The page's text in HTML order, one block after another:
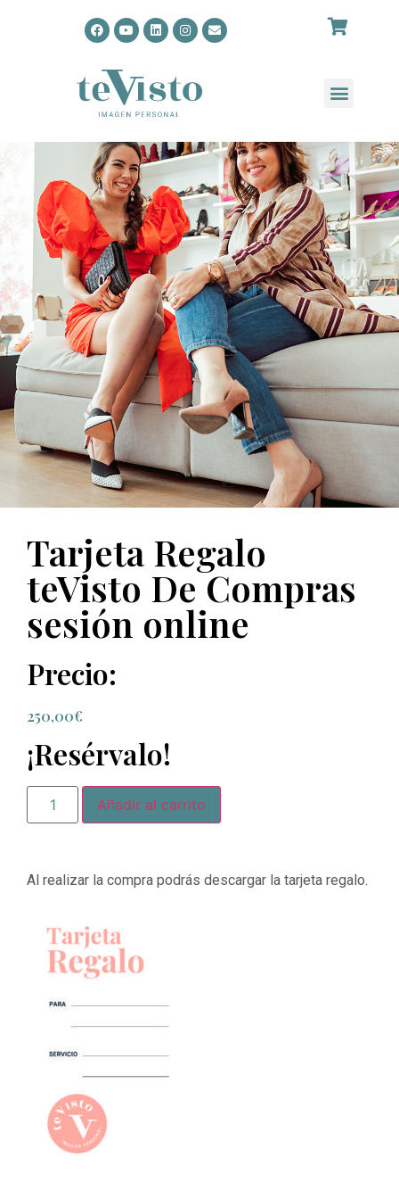
Tarjeta Regalo
teVisto De Compras
sesión online
Precio:
250,00€
¡Resérvalo!
Añadir al carrito
Al realizar la compra podrás descargar la tarjeta regalo.